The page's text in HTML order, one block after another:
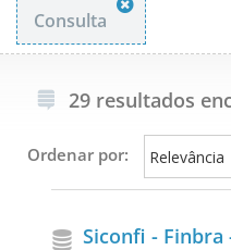
Consulta
29 resultados
Ordenar por:
Siconfi - Finbra